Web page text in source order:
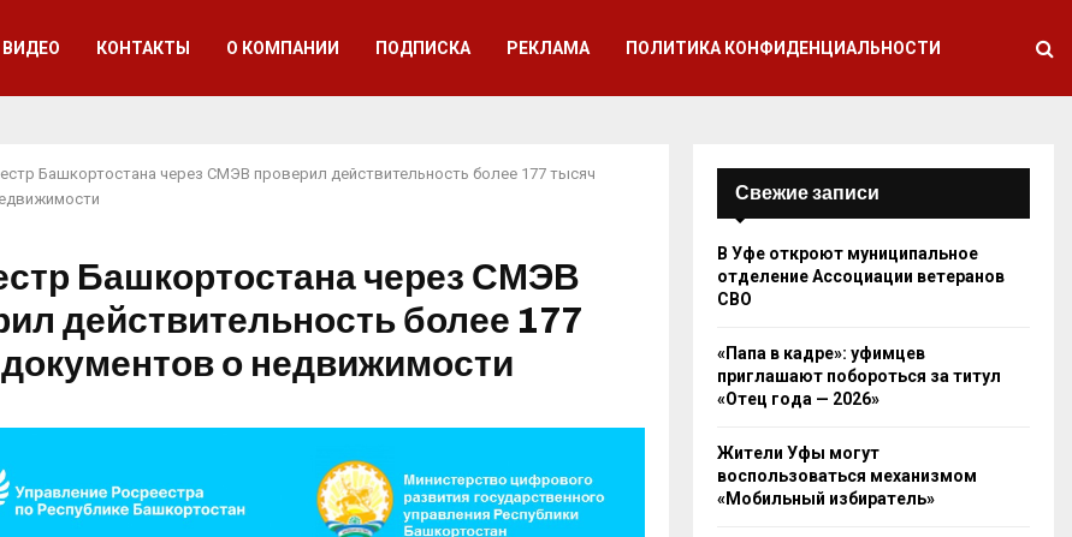
КОНТАКТЫ О КОМПАНИИ ПОДПИСКА РЕКЛАМА ПОЛИТИКА КОНФИДЕНЦИАЛЬНОСТИ
Башкортостана через СМЭВ проверил действительность более 177 тысяч
Башкортостана через СМЭВ
действительность более 177
о недвижимости
Свежие записи
В Уфе откроют муниципальное
отделение Ассоциации ветеранов
СВО
«Папа в кадре»: уфимцев
приглашают побороться за титул
«Отец года — 2026»
Жители Уфы могут
воспользоваться механизмом
«Мобильный избиратель»